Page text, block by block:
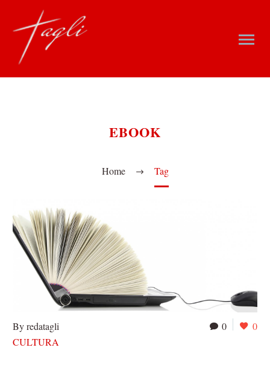
EBOOK
Home Tag
0 0
By redatagli
CULTURA